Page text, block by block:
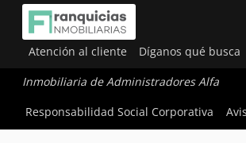
Atención al cliente Díganos qué busca
Inmobiliaria de Administradores Alfa
Responsabilidad Social Corporativa